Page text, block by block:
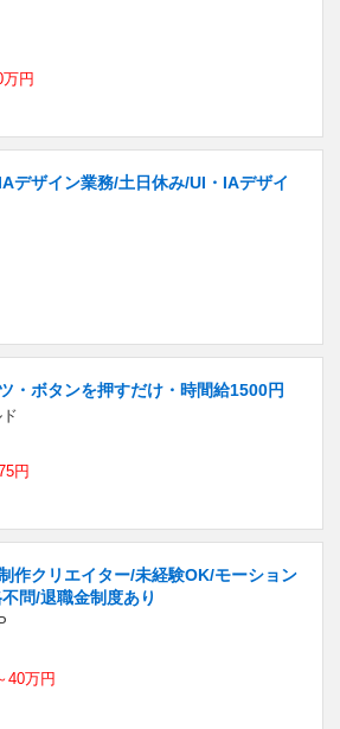
円
デザイン業務/土日休み/UI・IAデザイ
・ボタンを押すだけ・時間給1500円
円
作クリエイター/未経験OK/モーション
問/退職金制度あり
40万円